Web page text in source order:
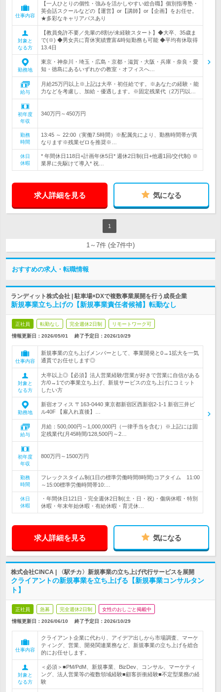
仕事内容
【一人ひとりの個性・強みを活かしやすい総合職】個別指導塾・
英会話スクールなどの【運営】or【講師】or【企画】をお任せ。
★多彩なキャリアパスあり
対象と
なる方
【教員免許不要／先輩の8割が未経験スタート】◆大卒、35歳ま
で(※) ◆男女共に育休実績豊富&時短勤務も可能 ◆平均有休取得
13.4日
勤務地
東京・神奈川・埼玉・広島・京都・滋賀・大阪・兵庫・奈良・愛
知・徳島にあるいずれかの教室・オフィスへ…
給与
月給25万円以上※上記は大卒・初任給です。※あなたの経験・能
力などを考慮し、加給・優遇します。※固定残業代（2万円以…
初年度
年収
340万円～450万円
勤務
時間
13:45 ～ 22:00（実働7.5時間）※配属先により、勤務時間帯が異
なります※残業ゼロを推奨※…
休日
休暇
* 年間休日118日+計画年休5日* 週休2日制(日+他週1回/交代制) ※
業界に先駆けて導入* 祝…
求人詳細を見る 気になる
1
1～7件 (全7件中)
おすすめの求人・転職情報
ランディット株式会社 | 駐車場×DXで複数事業展開を行う成長企業
新規事業立ち上げの【新規事業責任者候補】転勤なし
正社員 転勤なし 完全週休2日制 リモートワーク可
情報更新日：2026/05/01 終了予定日： 2026/10/29
仕事内容
新規事業の立ち上げメンバーとして、事業開発と0→1拡大を一気
通貫でお任せします◎
対象と
なる方
大卒以上◎【必須】法人営業経験/営業が好きで営業に自信がある
方/0→1での事業立ち上げ、新規サービスの立ち上げにコミット
したい方
勤務地
新宿オフィス 〒163-0440 東京都新宿区西新宿2-1-1 新宿三井ビ
ル40F 【雇入れ直後】…
給与
月給：500,000円～1,000,000円（一律手当を含む）※上記には固
定残業代(月45時間/128,500円～2…
初年度
年収
800万円～1500万円
勤務
時間
フレックスタイム制(1日の標準労働時間8時間)コアタイム 11:00
～15:00標準労働時間帯10:…
休日
休暇
・年間休日121日・完全週休2日制(土・日・祝)・傷病休暇・特別
休暇・年末年始休暇・有給休暇・育児休…
求人詳細を見る 気になる
株式会社CINCA | 〈駅チカ〉新規事業の立ち上げ代行サービスを展開
クライアントの新規事業を立ち上げる【新規事業コンサルタン
ト】
正社員 急募 完全週休2日制 女性のおしごと掲載中
情報更新日：2026/06/10 終了予定日： 2026/10/29
仕事内容
クライアント企業に代わり、アイデア出しから市場調査、マーケ
ティング、営業、開発関連業務など、新規事業の立ち上げを総合
的にお任せします。
対象と
なる方
＜必須＞■PM/PdM、新規事業、BizDev、コンサル、マーケティ
ング、法人営業等の複数領域経験■顧客折衝経験■不定型業務の経
験